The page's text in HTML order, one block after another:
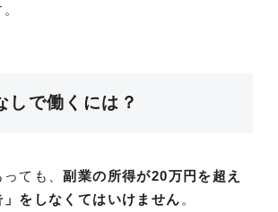
しで働くには？
っても、副業の所得が20万円を超え
をしなくてはいけません 。